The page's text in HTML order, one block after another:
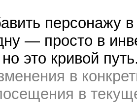
персонажу
— просто в
это кривой
в
в